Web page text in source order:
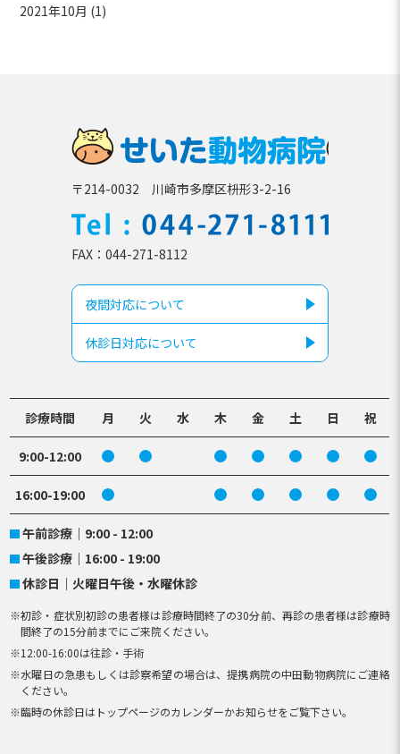
2021年10月 (1)
〒214-0032 川崎市多摩区枡形3-2-16
FAX
044-271-8112
夜間対応について
休診日対応について
診療時間 月 火 水 木 金 土 日 祝
9:00-12:00
16:00-19:00
午前診療
9:00 - 12:00
午後診療
16:00 - 19:00
休診日
火曜日午後・水曜休診
初診・症状別初診の患者様は診療時間終了の30分前、再診の患者様は診療時
間終了の15分前までにご来院ください。
12:00-16:00は往診・手術
水曜日の急患もしくは診察希望の場合は、提携病院の中田動物病院にご連絡
ください。
臨時の休診日はトップページのカレンダーかお知らせをご覧下さい。